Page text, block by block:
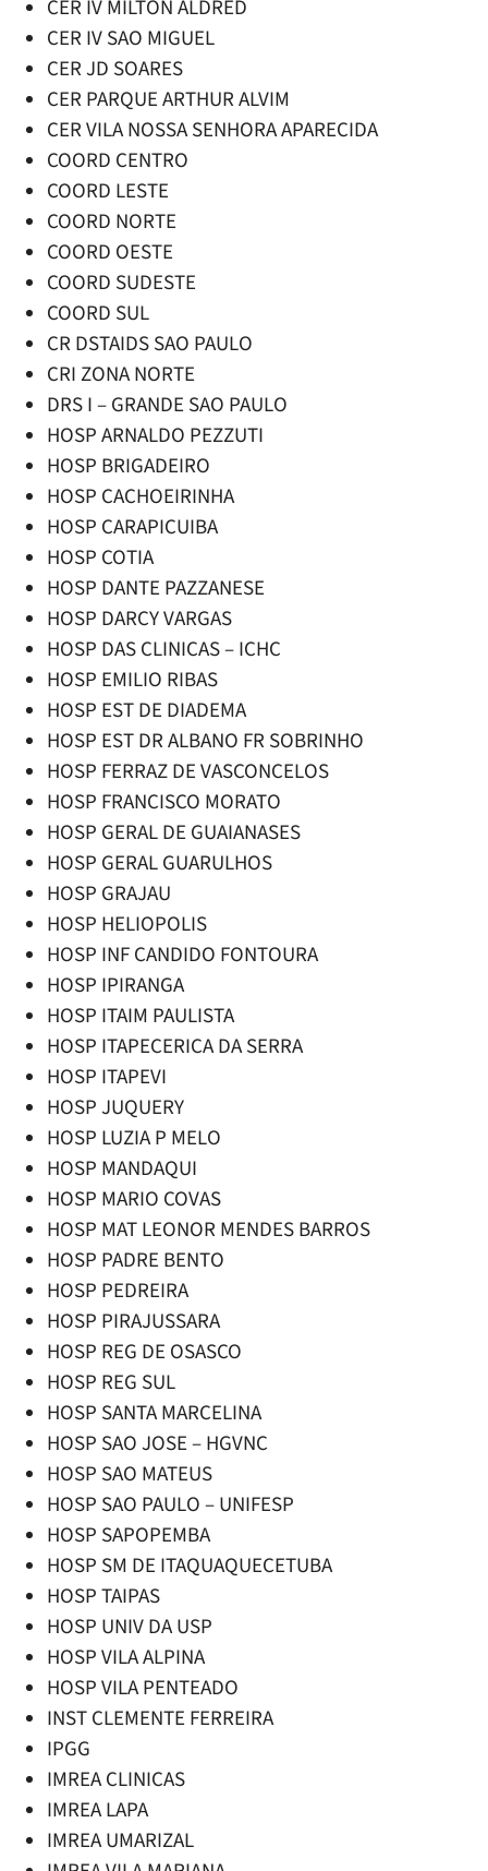
CER IV MILTON ALDRED
CER IV SAO MIGUEL
CER JD SOARES
CER PARQUE ARTHUR ALVIM
CER VILA NOSSA SENHORA APARECIDA
COORD CENTRO
COORD LESTE
COORD NORTE
COORD OESTE
COORD SUDESTE
COORD SUL
CR DSTAIDS SAO PAULO
CRI ZONA NORTE
DRS I – GRANDE SAO PAULO
HOSP ARNALDO PEZZUTI
HOSP BRIGADEIRO
HOSP CACHOEIRINHA
HOSP CARAPICUIBA
HOSP COTIA
HOSP DANTE PAZZANESE
HOSP DARCY VARGAS
HOSP DAS CLINICAS – ICHC
HOSP EMILIO RIBAS
HOSP EST DE DIADEMA
HOSP EST DR ALBANO FR SOBRINHO
HOSP FERRAZ DE VASCONCELOS
HOSP FRANCISCO MORATO
HOSP GERAL DE GUAIANASES
HOSP GERAL GUARULHOS
HOSP GRAJAU
HOSP HELIOPOLIS
HOSP INF CANDIDO FONTOURA
HOSP IPIRANGA
HOSP ITAIM PAULISTA
HOSP ITAPECERICA DA SERRA
HOSP ITAPEVI
HOSP JUQUERY
HOSP LUZIA P MELO
HOSP MANDAQUI
HOSP MARIO COVAS
HOSP MAT LEONOR MENDES BARROS
HOSP PADRE BENTO
HOSP PEDREIRA
HOSP PIRAJUSSARA
HOSP REG DE OSASCO
HOSP REG SUL
HOSP SANTA MARCELINA
HOSP SAO JOSE – HGVNC
HOSP SAO MATEUS
HOSP SAO PAULO – UNIFESP
HOSP SAPOPEMBA
HOSP SM DE ITAQUAQUECETUBA
HOSP TAIPAS
HOSP UNIV DA USP
HOSP VILA ALPINA
HOSP VILA PENTEADO
INST CLEMENTE FERREIRA
IPGG
IMREA CLINICAS
IMREA LAPA
IMREA UMARIZAL